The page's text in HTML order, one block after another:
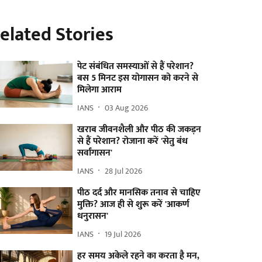
Stories
पेट संबंधित समस्याओं से हैं परेशान?
बस 5 मिनट इस योगासन को करने से
मिलेगा आराम
IANS 03 Aug 2026
खराब जीवनशैली और पीठ की जकड़न
से हैं परेशान? रोजाना करें 'सेतु बंध
सर्वांगासन'
IANS 28 Jul 2026
पीठ दर्द और मानसिक तनाव से चाहिए
मुक्ति? आज ही से शुरू करें 'आकर्ण
धनुरासन'
IANS 19 Jul 2026
हर समय अकेले रहने का करता है मन,